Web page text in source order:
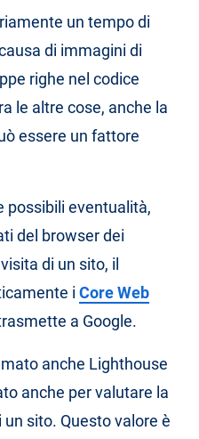
un tempo di
di immagini di
righe nel codice
le altre cose, anche la
essere un fattore
possibili eventualità,
del browser dei
di un sito, il
i Core Web
a Google.
anche Lighthouse
anche per valutare la
sito. Questo valore è